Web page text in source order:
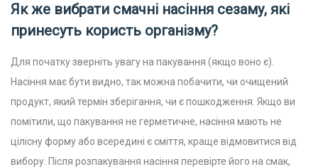
Як же вибрати смачні насіння сезаму, які
принесуть користь організму?
Для початку зверніть увагу на пакування (якщо воно є).
Насіння має бути видно, так можна побачити, чи очищений
продукт, який термін зберігання, чи є пошкодження. Якщо ви
помітили, що пакування не герметичне, насіння мають не
цілісну форму або всередині є сміття, краще відмовитися від
вибору. Після розпакування насіння перевірте його на смак,